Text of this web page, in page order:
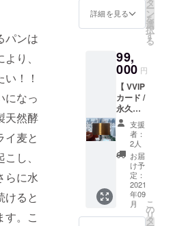
パンは
り、
！！
になっ
天然酵
イ麦と
し、
らに水
けると
す。こ
向け】
・VVIP
カード
的に
30%引
きのご
優待
（お店
が継続
する限
り） ・
komac
hi 号に
ご支援
くだ
さった
方のお
名前/企
業名ま
詳細を見る ー
ン
を
選
択
す
る
99,
000 円
【 VVIP
カード /
永久
30%OF
F 】
【お店
にあな
たの名
前を大
きく刻
め】
【秋
田・全
支援
者：
2人
お届
け予
定：
2021
年09
月
こ
の
リ
タ